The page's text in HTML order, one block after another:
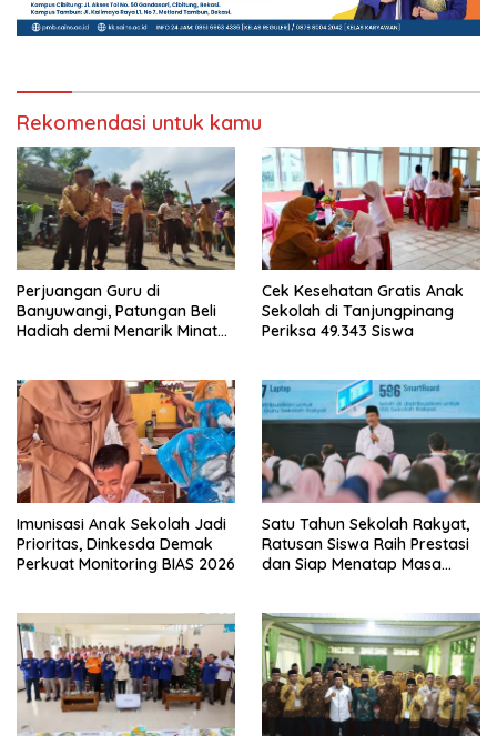
Rekomendasi untuk kamu
Perjuangan Guru di
Banyuwangi, Patungan Beli
Hadiah demi Menarik Minat
Cek Kesehatan Gratis Anak
Sekolah di Tanjungpinang
Periksa 49.343 Siswa
Imunisasi Anak Sekolah Jadi
Prioritas, Dinkesda Demak
Perkuat Monitoring BIAS 2026
Satu Tahun Sekolah Rakyat,
Ratusan Siswa Raih Prestasi
dan Siap Menatap Masa